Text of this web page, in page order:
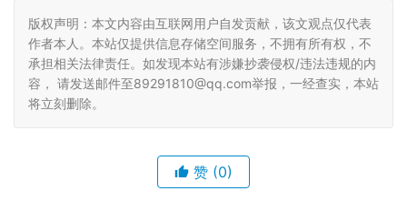
版权声明：本文内容由互联网用户自发贡献，该文观点仅代表
作者本人。本站仅提供信息存储空间服务，不拥有所有权，不
承担相关法律责任。如发现本站有涉嫌抄袭侵权/违法违规的内
容， 请发送邮件至89291810@qq.com举报，一经查实，本站
将立刻删除。
赞 (0)